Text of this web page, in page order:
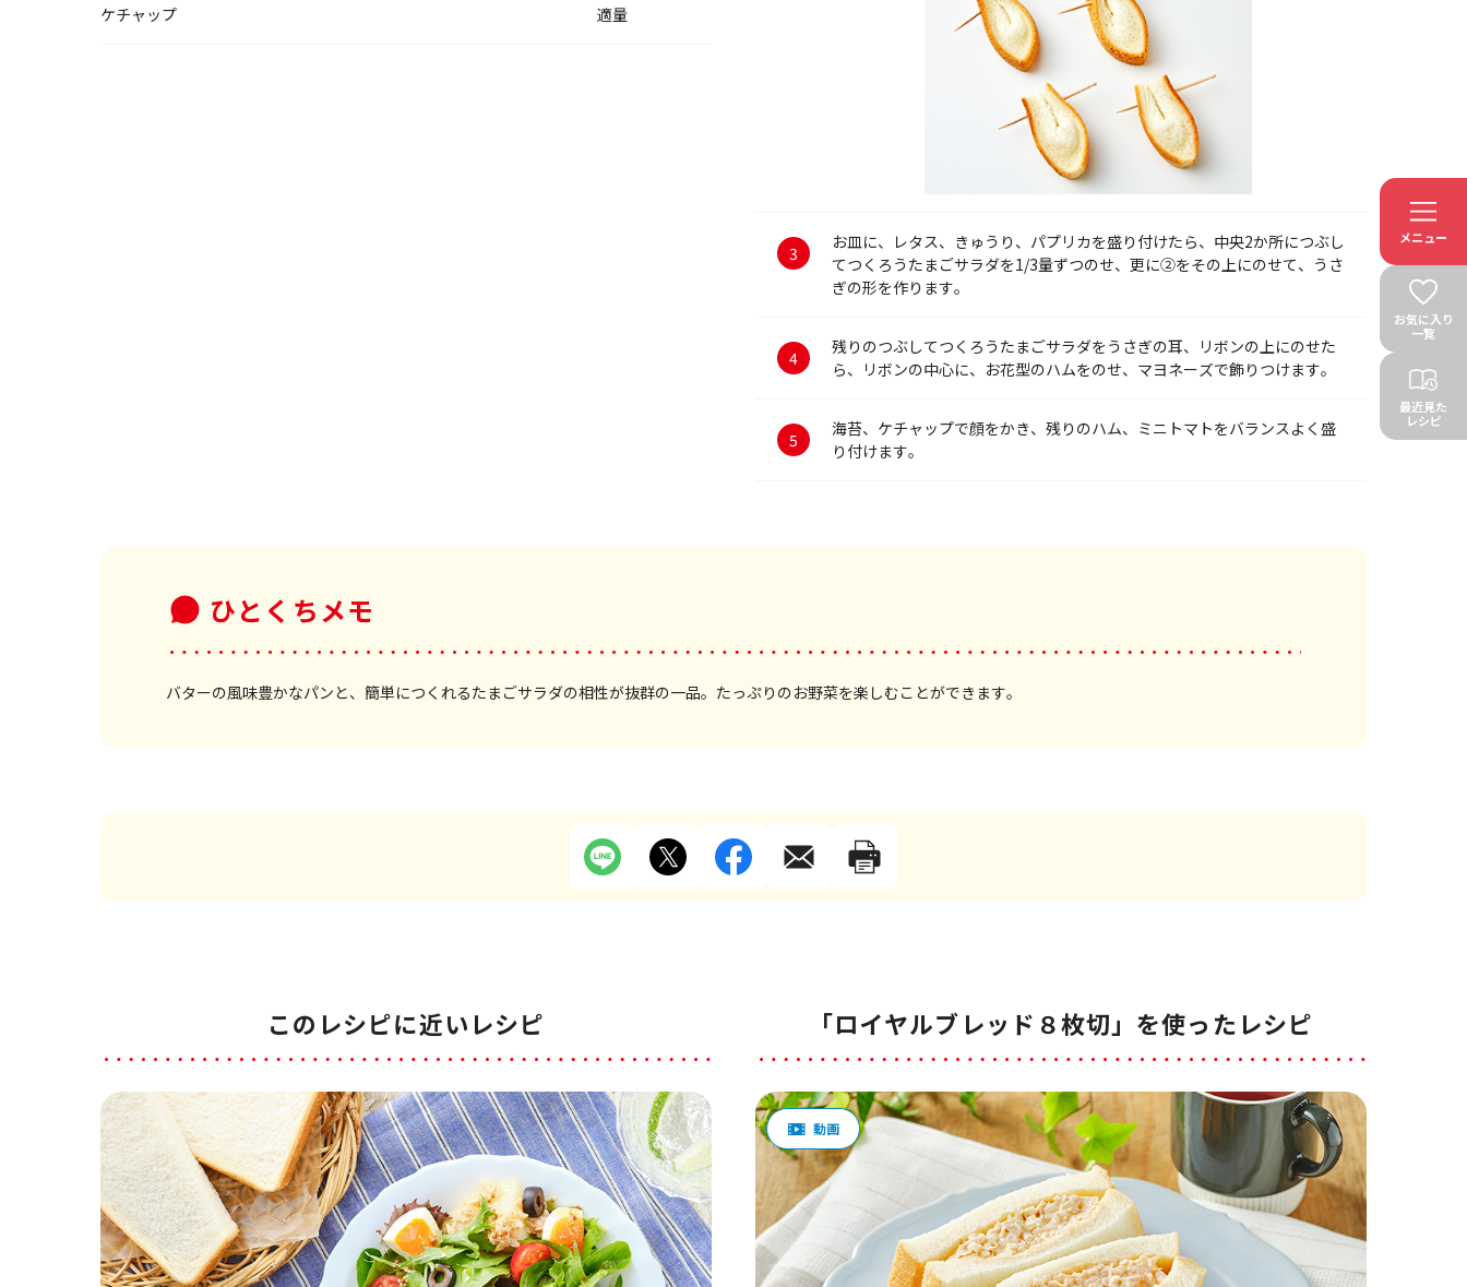
ケチャップ 適量
お皿に、レタス、きゅうり、パプリカを盛り付けたら、中央2か所につぶし
てつくろうたまごサラダを1/3量ずつのせ、更に②をその上にのせて、うさ
ぎの形を作ります。
残りのつぶしてつくろうたまごサラダをうさぎの耳、リボンの上にのせた
ら、リボンの中心に、お花型のハムをのせ、マヨネーズで飾りつけます。
海苔、ケチャップで顔をかき、残りのハム、ミニトマトをバランスよく盛
り付けます。
ひとくちメモ
バターの風味豊かなパンと、簡単につくれるたまごサラダの相性が抜群の一品。たっぷりのお野菜を楽しむことができます。
このレシピに近いレシピ 「ロイヤルブレッド８枚切」を使ったレシピ
メニュー
お気に入り
一覧
最近見た
レシピ